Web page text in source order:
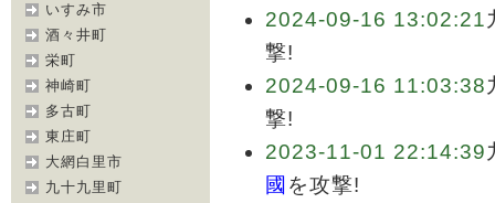
いすみ市
酒々井町
栄町
神崎町
多古町
東庄町
大網白里市
九十九里町
2024-09-16 13:02:21
撃!
2024-09-16 11:03:38
撃!
2023-11-01 22:14:39
國 を攻撃!